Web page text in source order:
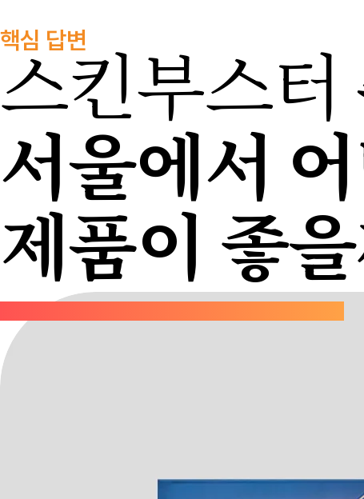
핵심 답변
스킨부스터
서울에서
제품이 좋